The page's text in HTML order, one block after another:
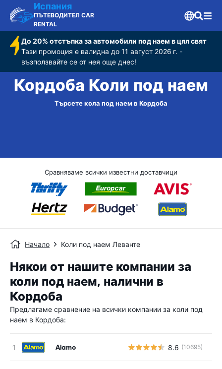
Испания
ПЪТЕВОДИТЕЛ CAR
RENTAL
До 20% отстъпка за автомобили под наем в цял свят
Тази промоция е валидна до 11 август 2026 г. -
възползвайте се от нея още днес!
Кордоба Коли под наем
Търсете кола под наем в Кордоба
Сравняваме всички известни доставчици
Начало Коли под наем Леванте
Някои от нашите компании за
коли под наем, налични в
Кордоба
Предлагаме сравнение на всички компании за коли под
наем в Кордоба:
Alamo 8.6 (10695)